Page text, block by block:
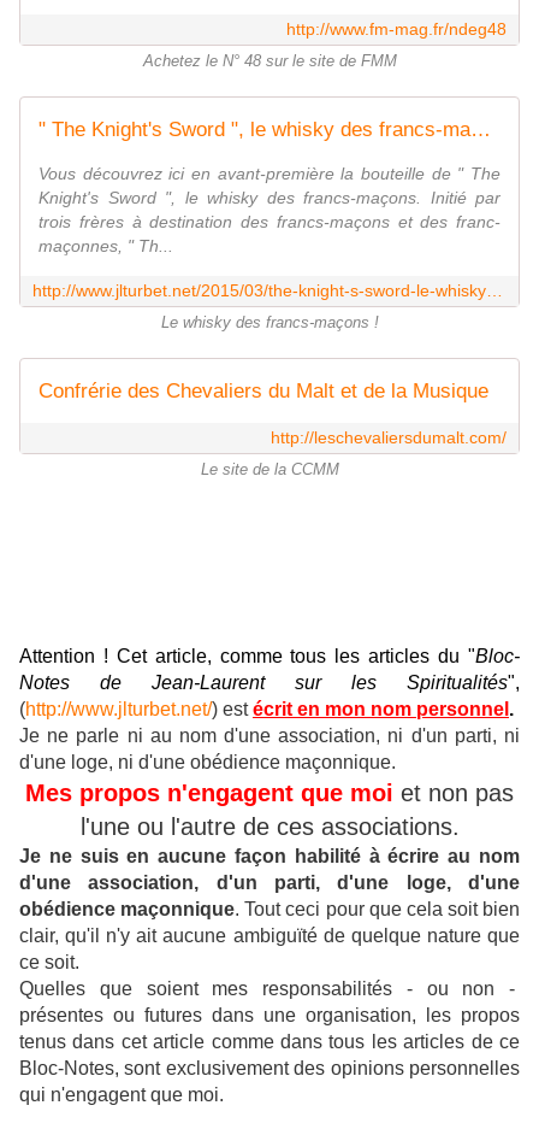
http://www.fm-mag.fr/ndeg48
Achetez le N° 48 sur le site de FMM
" The Knight's Sword ", le whisky des francs-maçons. - Bloc notes de Jean-Laurent, sur la Franc-Maçonnerie et les Spiritualités.
Vous découvrez ici en avant-première la bouteille de " The
Knight's Sword ", le whisky des francs-maçons. Initié par
trois frères à destination des francs-maçons et des franc-
maçonnes, " Th...
Le whisky des francs-maçons !
Confrérie des Chevaliers du Malt et de la Musique
http://leschevaliersdumalt.com/
Le site de la CCMM
Attention ! Cet article, comme tous les articles du "Bloc-
Notes de Jean-Laurent sur les Spiritualités",
(http://www.jlturbet.net/) estécrit en mon nom personnel .
Je ne parle ni au nom d'une association, ni d'un parti, ni
d'une loge, ni d'une obédience maçonnique.
Mes propos n'engagent que moi et non pas
l'une ou l'autre de ces associations.
Je ne suis en aucune façon habilité à écrire au nom
d'une association, d'un parti, d'une loge, d'une
obédience maçonnique.Tout ceci pour que cela soit bien
clair, qu'il n'y ait aucune ambiguïté de quelque nature que
ce soit.
Quelles que soient mes responsabilités - ou non -
présentes ou futures dans une organisation, les propos
tenus dans cet article comme dans tous les articles de ce
Bloc-Notes, sont exclusivement des opinions personnelles
qui n'engagent que moi.